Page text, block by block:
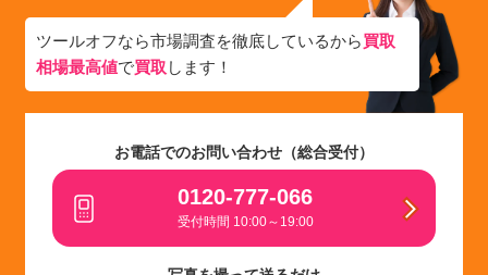
ツールオフなら市場調査を徹底しているから買取
相場最高値で買取 します！
お電話でのお問い合わせ（総合受付）
0120-777-066
受付時間 10:00～19:00